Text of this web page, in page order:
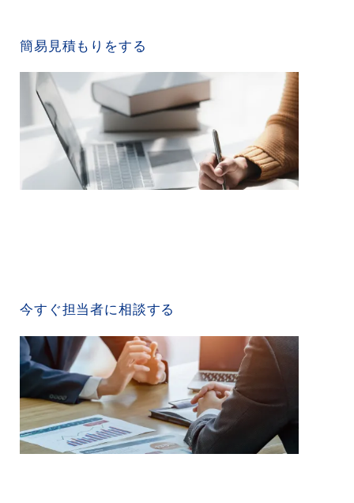
簡易見積もりをする
今すぐ担当者に相談する